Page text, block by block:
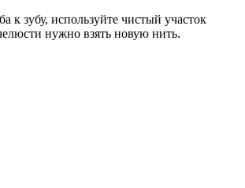
к зубу, используйте чистый участок
нужно взять новую нить.